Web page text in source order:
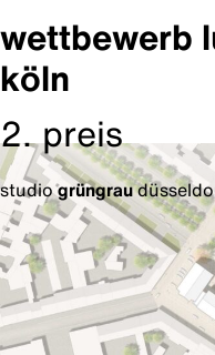
wettbewerb
köln
2. preis
studiogrüngrau